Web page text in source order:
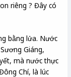
riêng ? Đây có
bằng lửa. Nước
Giáng,
mà nước thực
Chí, là lúc